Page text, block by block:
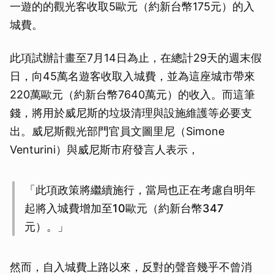
一遊的的觀光客收取5歐元（約新台幣175元）的入
城費。
此項試辦計畫至7月14日為止，在總計29天的週末假
日，向45萬名遊客收取入城費，並為這座城市帶來
220萬歐元（約新台幣7640萬元）的收入。而這筆
錢，將用於威尼斯的垃圾清理與設施維護等必要支
出。威尼斯觀光部門官員文圖里尼（Simone
Venturini）與威尼斯市府發言人表示，
「此項政策將繼續施行，當局也正在考慮自明年
起將入城費增加至10歐元（約新台幣347
元）。」
然而，自入城費上路以來，反對的聲音幾乎不曾消